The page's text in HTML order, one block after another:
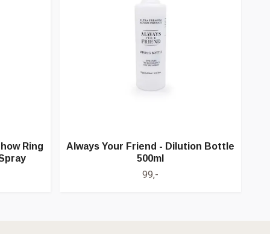
Ring
Always Your Friend - Dilution Bottle
500ml
99,-